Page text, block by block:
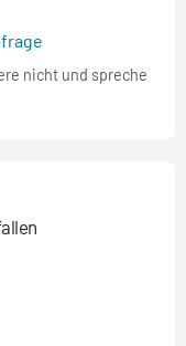
nicht und spreche